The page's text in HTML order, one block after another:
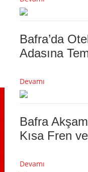
Bafra’da
Adasına
Devamı
Bafra
Kısa Fren
Devamı